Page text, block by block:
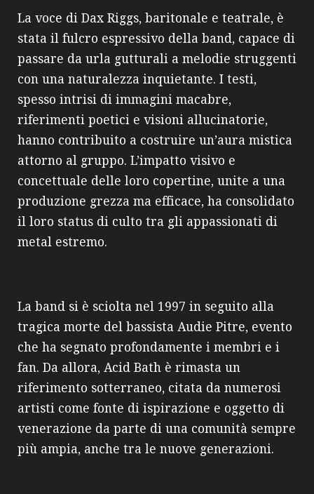
La voce di Dax Riggs, baritonale e teatrale, è
stata il fulcro espressivo della band, capace di
passare da urla gutturali a melodie struggenti
con una naturalezza inquietante. I testi,
spesso intrisi di immagini macabre,
riferimenti poetici e visioni allucinatorie,
hanno contribuito a costruire un’aura mistica
attorno al gruppo. L’impatto visivo e
concettuale delle loro copertine, unite a una
produzione grezza ma efficace, ha consolidato
il loro status di culto tra gli appassionati di
metal estremo.
La band si è sciolta nel 1997 in seguito alla
tragica morte del bassista Audie Pitre, evento
che ha segnato profondamente i membri e i
fan. Da allora, Acid Bath è rimasta un
riferimento sotterraneo, citata da numerosi
artisti come fonte di ispirazione e oggetto di
venerazione da parte di una comunità sempre
più ampia, anche tra le nuove generazioni.